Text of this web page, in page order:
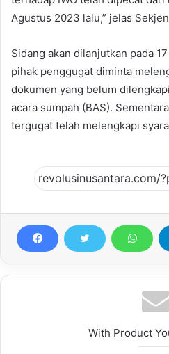
Agustus 2023 lalu,” jelas
Sidang akan dilanjutkan pada
pihak penggugat diminta
dokumen yang belum
acara sumpah (BAS).
tergugat telah melengkapi
With Product